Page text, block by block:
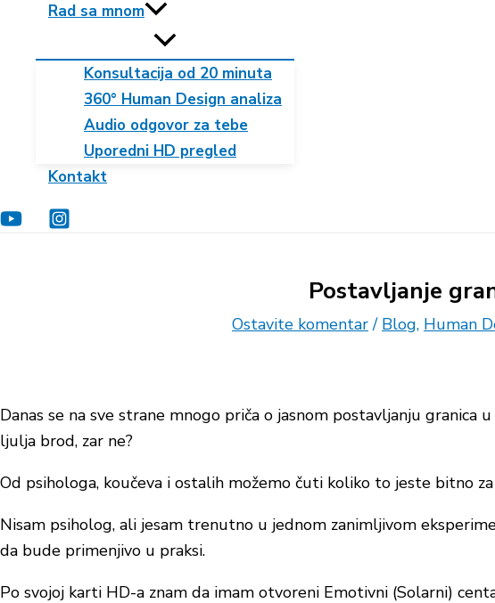
Rad sa mnom
Konsultacija od 20 minuta
360° Human Design analiza
Audio odgovor za tebe
Uporedni HD pregled
Kontakt
Postavljanje
Ostavite komentar / Blog, Human
Danas se na sve strane mnogo priča o jasnom postavljanju granica
ljulja brod, zar ne?
Od psihologa, koučeva i ostalih možemo čuti koliko to jeste bitno
Nisam psiholog, ali jesam trenutno u jednom zanimljivom
da bude primenjivo u praksi.
Po svojoj karti HD-a znam da imam otvoreni Emotivni (Solarni)